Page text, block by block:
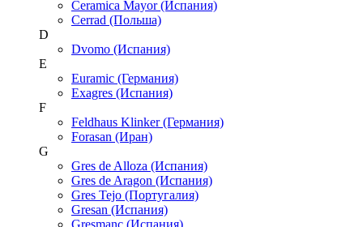
Ceramica Mayor (Испания)
Cerrad (Польша)
D
Dvomo (Испания)
E
Euramic (Германия)
Exagres (Испания)
F
Feldhaus Klinker (Германия)
Forasan (Иран)
G
Gres de Alloza (Испания)
Gres de Aragon (Испания)
Gres Tejo (Португалия)
Gresan (Испания)
Gresmanc (Испания)